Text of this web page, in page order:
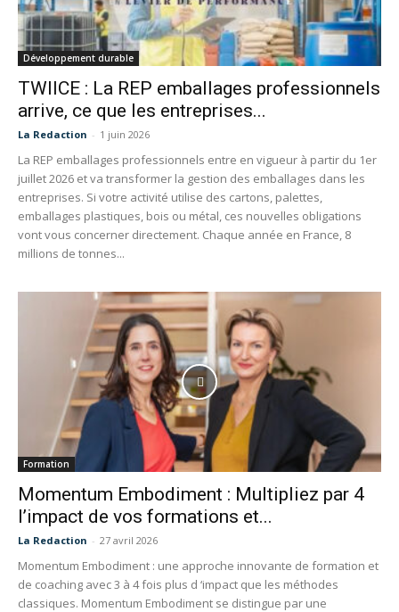
Développement durable
TWIICE : La REP emballages professionnels
arrive, ce que les entreprises...
La Redaction - 1 juin 2026
La REP emballages professionnels entre en vigueur à partir du 1er
juillet 2026 et va transformer la gestion des emballages dans les
entreprises. Si votre activité utilise des cartons, palettes,
emballages plastiques, bois ou métal, ces nouvelles obligations
vont vous concerner directement. Chaque année en France, 8
millions de tonnes...
Formation
Momentum Embodiment : Multipliez par 4
l’impact de vos formations et...
La Redaction - 27 avril 2026
Momentum Embodiment : une approche innovante de formation et
de coaching avec 3 à 4 fois plus d ‘impact que les méthodes
classiques. Momentum Embodiment se distingue par une